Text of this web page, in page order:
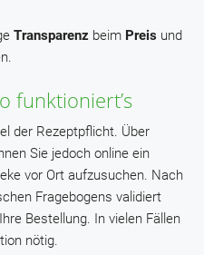
Transparenz beim Preis und
funktioniert’s
der Rezeptpflicht. Über
Sie jedoch online ein
vor Ort aufzusuchen. Nach
Fragebogens validiert
Bestellung. In vielen Fällen
nötig.